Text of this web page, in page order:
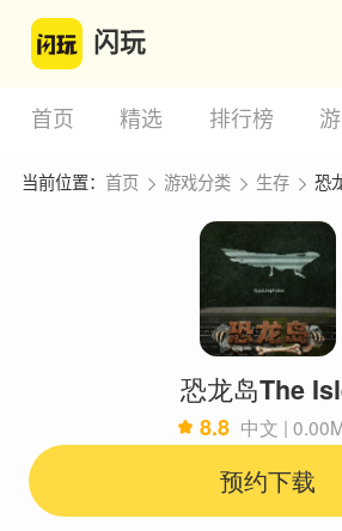
闪玩
首页 精选 排行榜
当前位置： 首页 游戏分类 生存 恐
恐龙岛The
8.8 中文 |
预约下载